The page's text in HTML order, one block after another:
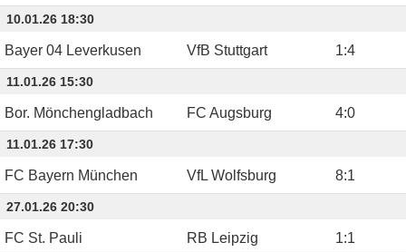
10.01.26 18:30
Bayer 04 Leverkusen VfB Stuttgart 1:4
11.01.26 15:30
Bor. Mönchengladbach FC Augsburg 4:0
11.01.26 17:30
FC Bayern München VfL Wolfsburg 8:1
27.01.26 20:30
FC St. Pauli RB Leipzig 1:1